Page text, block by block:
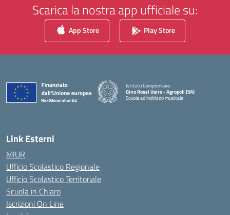
Scarica la nostra app ufficiale su:
App Store Play Store
Istituto Comprensivo
Gino Rossi Vairo - Agropoli (SA)
Scuola ad indirizzo musicale
Link Esterni
MIUR
Ufficio Scolastico Regionale
Ufficio Scolastico Territoriale
Scuola in Chiaro
Iscrizioni On Line